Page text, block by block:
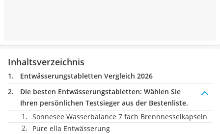
Inhaltsverzeichnis
Entwässerungstabletten Vergleich 2026
Die besten Entwässerungstabletten: Wählen Sie
Ihren persönlichen Testsieger aus der Bestenliste.
Sonnesee Wasserbalance 7 fach Brennnesselkapseln
Pure ella Entwässerung